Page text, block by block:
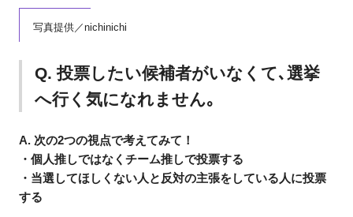
写真提供／nichinichi
Q. 投票したい候補者がいなくて､選挙
へ行く気になれません｡
A. 次の2つの視点で考えてみて！
・個人推しではなくチーム推しで投票する
・当選してほしくない人と反対の主張をしている人に投票
する